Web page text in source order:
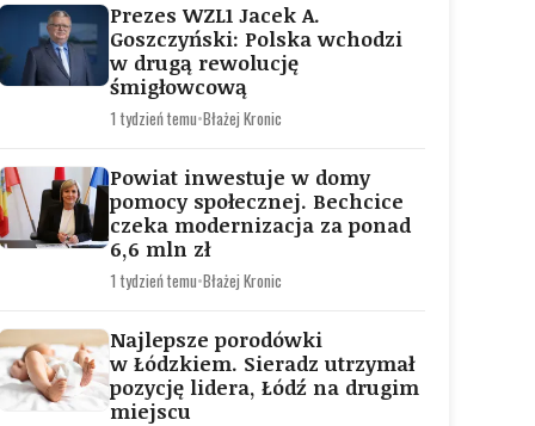
Prezes WZL1 Jacek A.
Goszczyński: Polska wchodzi
w drugą rewolucję
śmigłowcową
1 tydzień temu•Błażej Kronic
Powiat inwestuje w domy
pomocy społecznej. Bechcice
czeka modernizacja za ponad
6,6 mln zł
1 tydzień temu•Błażej Kronic
Najlepsze porodówki
w Łódzkiem. Sieradz utrzymał
pozycję lidera, Łódź na drugim
miejscu